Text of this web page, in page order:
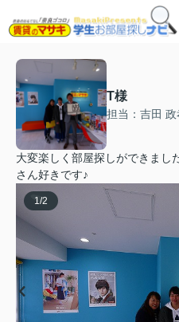
T様
担当：吉田 政
大変楽しく部屋探しができまし
さん好きです♪
1/2